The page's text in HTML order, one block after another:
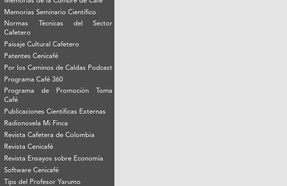
Memorias Seminario Científico
Normas Técnicas del Sector
Cafetero
Paisaje Cultural Cafetero
Patentes Cenicafé
Por los Caminos de Caldas Podcast
Programa Café 360
Programa de Promoción Toma
Café
Publicaciones Científicas Externas
Radionovela Mi Finca
Revista Cafetera de Colombia
Revista Cenicafé
Revista Ensayos sobre Economía
Software Cenicafé
Tips del Profesor Yarumo